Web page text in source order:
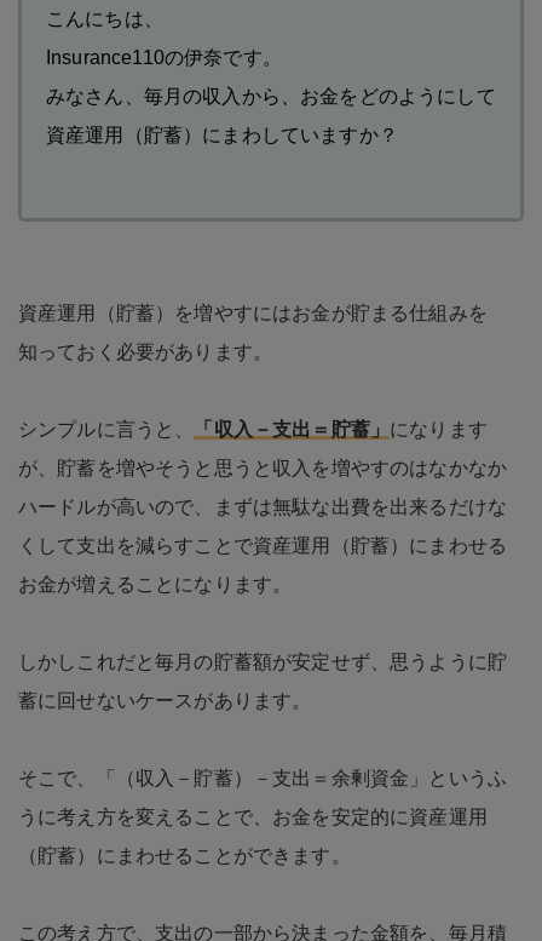
こんにちは、
Insurance110の伊奈です。
みなさん、毎月の収入から、お金をどのようにして
資産運用（貯蓄）にまわしていますか？
資産運用（貯蓄）を増やすにはお金が貯まる仕組みを
知っておく必要があります。
シンプルに言うと、 「収入－支出＝貯蓄」 になります
が、貯蓄を増やそうと思うと収入を増やすのはなかなか
ハードルが高いので、まずは無駄な出費を出来るだけな
くして支出を減らすことで資産運用（貯蓄）にまわせる
お金が増えることになります。
しかしこれだと毎月の貯蓄額が安定せず、思うように貯
蓄に回せないケースがあります。
そこで、「（収入－貯蓄）－支出＝余剰資金」というふ
うに考え方を変えることで、お金を安定的に資産運用
（貯蓄）にまわせることができます。
この考え方で、支出の一部から決まった金額を、毎月積